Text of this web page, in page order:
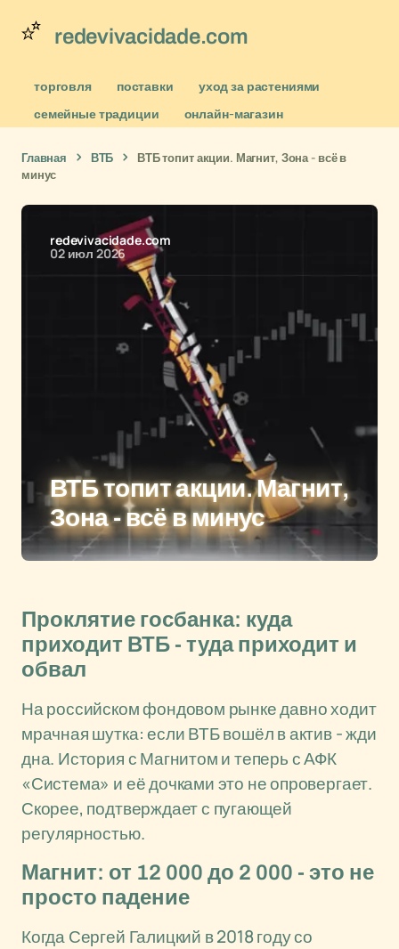
redevivacidade.com
торговля поставки
уход за растениями
семейные традиции
онлайн-магазин
Главная ВТБ
ВТБ топит акции. Магнит, Зона - всё в
минус
redevivacidade.com
02 июл 2026
ВТБ топит акции. Магнит,
Зона - всё в минус
Проклятие госбанка: куда
приходит ВТБ - туда приходит и
обвал
На российском фондовом рынке давно ходит
мрачная шутка: если ВТБ вошёл в актив - жди
дна. История с Магнитом и теперь с АФК
«Система» и её дочками это не опровергает.
Скорее, подтверждает с пугающей
регулярностью.
Магнит: от 12 000 до 2 000 - это не
просто падение
Когда Сергей Галицкий в 2018 году со